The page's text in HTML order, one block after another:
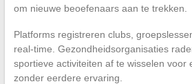
om nieuwe beoefenaars aan te trekken.
Platforms registreren clubs,
real-time. Gezondheidsorganisaties
sportieve activiteiten af te wisselen voor
zonder eerdere ervaring.